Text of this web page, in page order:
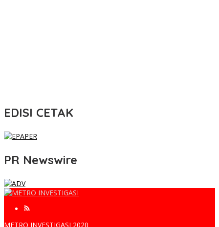
EDISI CETAK
PR Newswire
METRO INVESTIGASI 2020